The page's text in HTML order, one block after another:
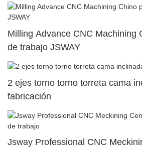
Milling Advance CNC Machining
de trabajo JSWAY
2 ejes torno torno torreta cama
fabricación
Jsway Professional CNC